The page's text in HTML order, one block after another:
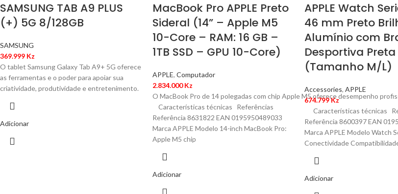
SAMSUNG TAB A9 PLUS
(+) 5G 8/128GB
SAMSUNG
369.999 Kz
O tablet Samsung Galaxy Tab A9+ 5G oferece
as ferramentas e o poder para apoiar sua
criatividade, produtividade e entretenimento.
Adicionar
MacBook Pro APPLE Preto
Sideral (14” – Apple M5
10-Core – RAM: 16 GB –
1TB SSD – GPU 10-Core)
APPLE, Computador
2.834.000Kz
O MacBook Pro de 14 polegadas com chip Apple M5 oferece desempenho
Características técnicas Referências
Referência 8631822 EAN 0195950489033
Marca APPLE Modelo 14-inch MacBook Pro:
Apple M5 chip
Adicionar
APPLE Watch
46 mm Preto
Alumínio com
Desportiva Preta
(Tamanho M/L)
Accessories, APPLE
674.799Kz
Características técnicas
Referência 8600397 EAN
Marca APPLE Modelo Watch
Conectividade
Adicionar